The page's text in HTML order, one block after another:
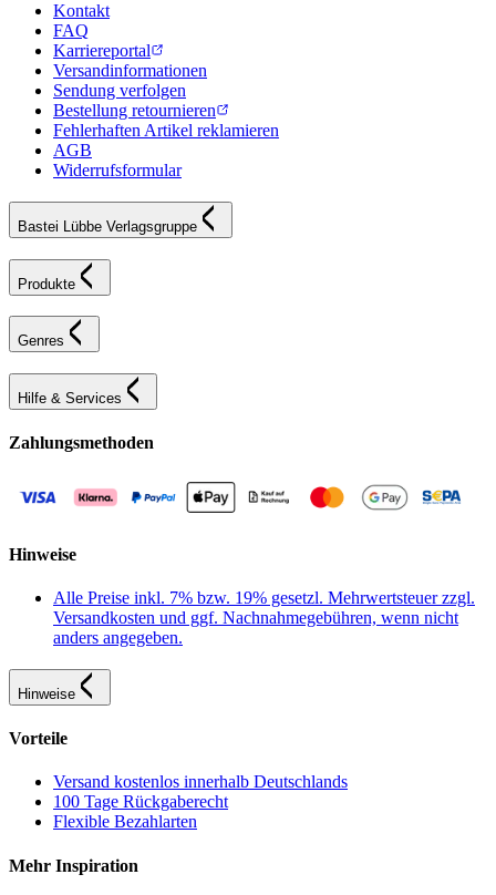
Kontakt
FAQ
Karriereportal
Versandinformationen
Sendung verfolgen
Bestellung retournieren
Fehlerhaften Artikel reklamieren
AGB
Widerrufsformular
Bastei Lübbe Verlagsgruppe
Produkte
Genres
Hilfe & Services
Zahlungsmethoden
Hinweise
Alle Preise inkl. 7% bzw. 19% gesetzl. Mehrwertsteuer zzgl.
Versandkosten und ggf. Nachnahmegebühren, wenn nicht
anders angegeben.
Hinweise
Vorteile
Versand kostenlos innerhalb Deutschlands
100 Tage Rückgaberecht
Flexible Bezahlarten
Mehr Inspiration